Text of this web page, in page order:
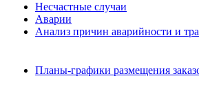
Несчастные случаи
Аварии
Анализ причин аварийности и
Планы-графики размещения